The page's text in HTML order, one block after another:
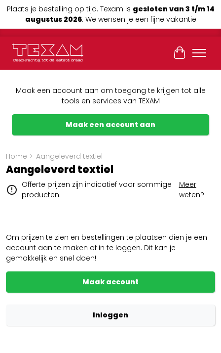
Plaats je bestelling op tijd. Texam is gesloten van 3 t/m 14
augustus 2026. We wensen je een fijne vakantie
Maak een account aan om toegang te krijgen tot alle
tools en services van TEXAM
Maak een account aan
Home > Aangeleverd textiel
Aangeleverd textiel
Offerte prijzen zijn indicatief voor sommige
producten.
Meer
weten?
Om prijzen te zien en bestellingen te plaatsen dien je een
account aan te maken of in te loggen. Dit kan je
gemakkelijk en snel doen!
Maak account
Inloggen